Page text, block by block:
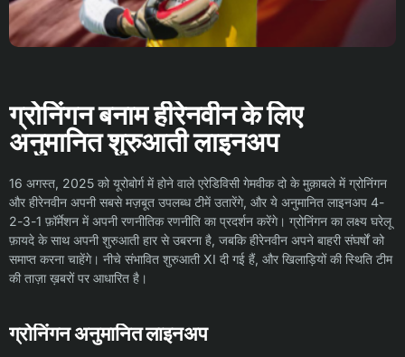
ग्रोनिंगन बनाम हीरेनवीन के लिए
अनुमानित शुरुआती लाइनअप
16 अगस्त, 2025 को यूरोबोर्ग में होने वाले एरेडिविसी गेमवीक दो के मुक़ाबले में ग्रोनिंगन
और हीरेनवीन अपनी सबसे मज़बूत उपलब्ध टीमें उतारेंगे, और ये अनुमानित लाइनअप 4-
2-3-1 फ़ॉर्मेशन में अपनी रणनीतिक रणनीति का प्रदर्शन करेंगे। ग्रोनिंगन का लक्ष्य घरेलू
फ़ायदे के साथ अपनी शुरुआती हार से उबरना है, जबकि हीरेनवीन अपने बाहरी संघर्षों को
समाप्त करना चाहेंगे। नीचे संभावित शुरुआती XI दी गई हैं, और खिलाड़ियों की स्थिति टीम
की ताज़ा ख़बरों पर आधारित है।
ग्रोनिंगन अनुमानित लाइनअप